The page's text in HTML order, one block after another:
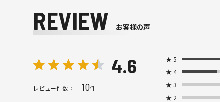
REVIEW お客様の声
4.6
レビュー件数： 10件
★5
★4
★3
★ 2